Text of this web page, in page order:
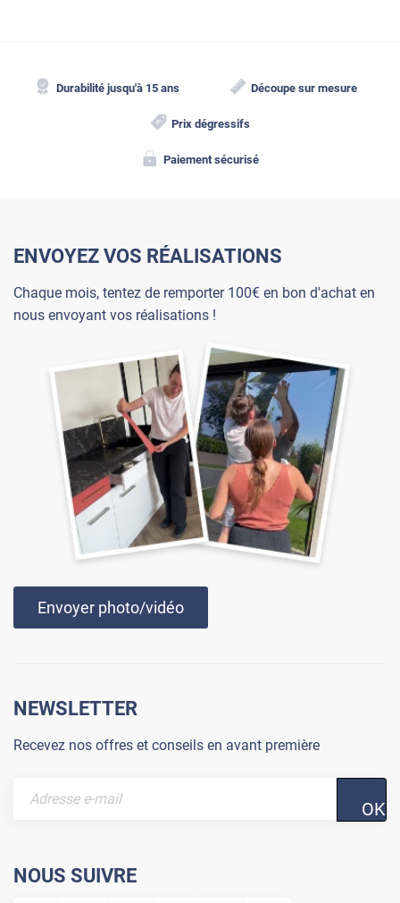
Durabilité jusqu'à 15 ans Découpe sur mesure
Prix dégressifs
Paiement sécurisé
ENVOYEZ VOS RÉALISATIONS
Chaque mois, tentez de remporter 100€ en bon d'achat en
nous envoyant vos réalisations !
Envoyer photo/vidéo
NEWSLETTER
Recevez nos offres et conseils en avant première
OK
NOUS SUIVRE